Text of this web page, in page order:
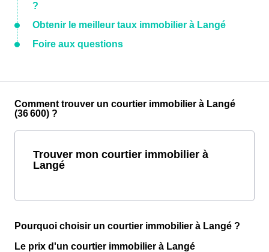
?
Obtenir le meilleur taux immobilier à Langé
Foire aux questions
Comment trouver un courtier immobilier à Langé
(36 600) ?
Trouver mon courtier immobilier à
Langé
Pourquoi choisir un courtier immobilier à Langé ?
Le prix d'un courtier immobilier à Langé